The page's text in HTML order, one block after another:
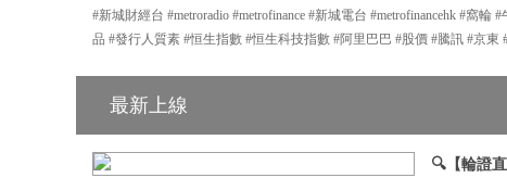
#新城財經台 #metroradio #metrofinance #新城電台 #metrofinancehk #窩
品 #發行人質素 #恒生指數 #恒生科技指數 #阿里巴巴 #股價 #騰訊 #京東
最新上線
🔍【輪證